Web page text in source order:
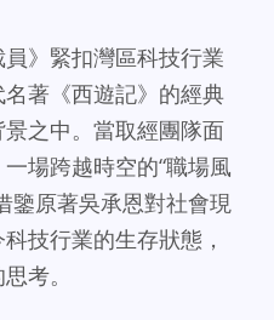
》緊扣灣區科技行業
著《西遊記》的經典
之中。當取經團隊面
場跨越時空的“職場風
鑒原著吳承恩對社會現
技行業的生存狀態，
考。